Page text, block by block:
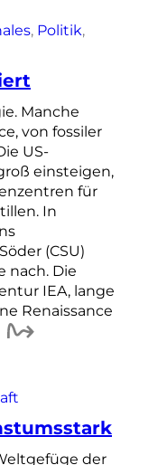
, Politik
Manche
von fossiler
US-
einsteigen,
für
In
(CSU)
nach. Die
IEA, lange
Renaissance
der